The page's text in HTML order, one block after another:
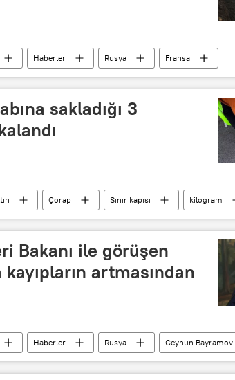
Haberler Rusya
Fransa
Çatışma Azerbaycan
Ermenistan
sakladığı 3
Çorap Sınır kapısı kilogram
Bakanı ile görüşen
artmasından
Haberler Rusya
Ceyhun Bayramov
Bakanlığı Sergey Lavrov
Azerbaycan